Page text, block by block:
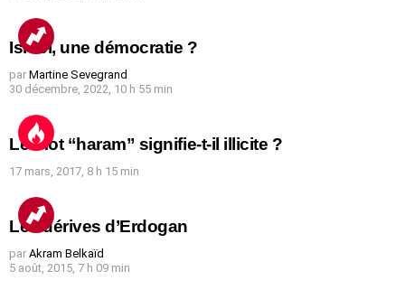
Israël, une démocratie ?
par Martine Sevegrand
30 décembre, 2022, 10 h 55 min
Le mot “haram” signifie-t-il illicite ?
17 mars, 2017, 8 h 15 min
Les dérives d’Erdogan
par Akram Belkaïd
5 août, 2015, 7 h 09 min